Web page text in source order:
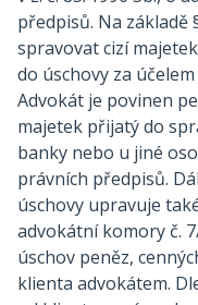
předpisů. Na základě
spravovat cizí
do úschovy za
Advokát je povinen
majetek přijatý do
banky nebo u jiné
právních předpisů.
úschovy upravuje
advokátní komory č.
úschov peněz,
klienta advokátem.